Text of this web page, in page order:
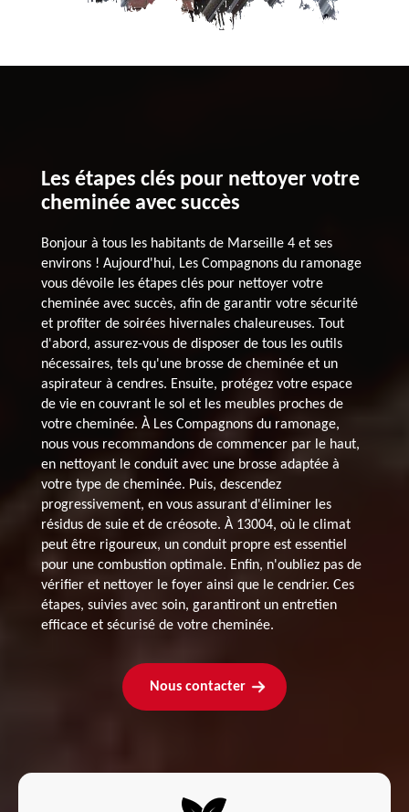
Les étapes clés pour nettoyer votre
cheminée avec succès
Bonjour à tous les habitants de Marseille 4 et ses
environs ! Aujourd'hui, Les Compagnons du ramonage
vous dévoile les étapes clés pour nettoyer votre
cheminée avec succès, afin de garantir votre sécurité
et profiter de soirées hivernales chaleureuses. Tout
d'abord, assurez-vous de disposer de tous les outils
nécessaires, tels qu'une brosse de cheminée et un
aspirateur à cendres. Ensuite, protégez votre espace
de vie en couvrant le sol et les meubles proches de
votre cheminée. À Les Compagnons du ramonage,
nous vous recommandons de commencer par le haut,
en nettoyant le conduit avec une brosse adaptée à
votre type de cheminée. Puis, descendez
progressivement, en vous assurant d'éliminer les
résidus de suie et de créosote. À 13004, où le climat
peut être rigoureux, un conduit propre est essentiel
pour une combustion optimale. Enfin, n'oubliez pas de
vérifier et nettoyer le foyer ainsi que le cendrier. Ces
étapes, suivies avec soin, garantiront un entretien
efficace et sécurisé de votre cheminée.
Nous contacter